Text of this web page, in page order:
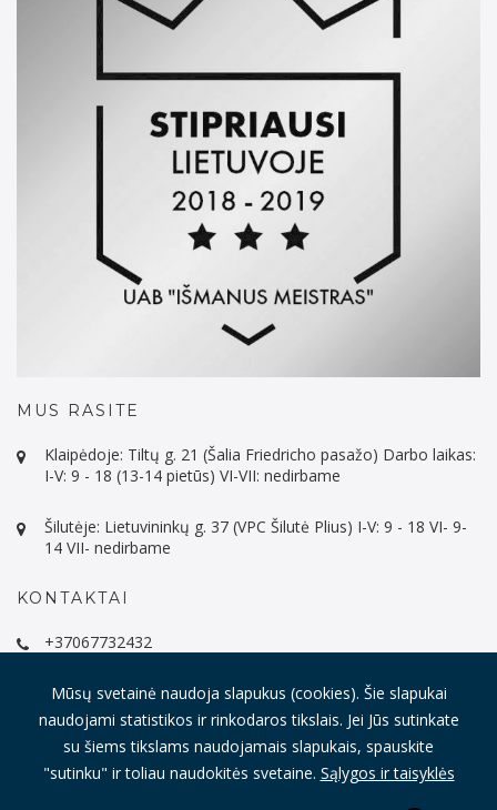
MUS RASITE
Klaipėdoje: Tiltų g. 21 (Šalia Friedricho pasažo) Darbo laikas:
I-V: 9 - 18 (13-14 pietūs) VI-VII: nedirbame
Šilutėje: Lietuvininkų g. 37 (VPC Šilutė Plius) I-V: 9 - 18 VI- 9-
14 VII- nedirbame
KONTAKTAI
+37067732432
Mūsų svetainė naudoja slapukus (cookies). Šie slapukai
naudojami statistikos ir rinkodaros tikslais. Jei Jūs sutinkate
su šiems tikslams naudojamais slapukais, spauskite
"sutinku" ir toliau naudokitės svetaine. Sąlygos ir taisyklės